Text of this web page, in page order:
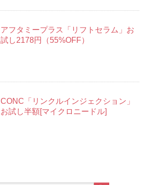
アフタミープラス「リフトセラム」お
試し2178円（55%OFF）
CONC「リンクルインジェクション」
お試し半額[マイクロニードル]